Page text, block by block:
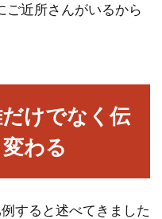
ご近所さんがいるから
けでなく伝
わる
すると述べてきました